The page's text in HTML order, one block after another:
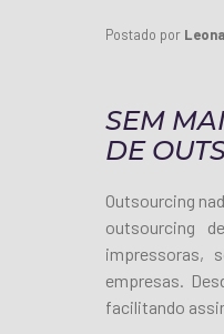
Postado por
SEM
DE
Outsourcing
outsourcing
impressoras,
empresas.
facilitando